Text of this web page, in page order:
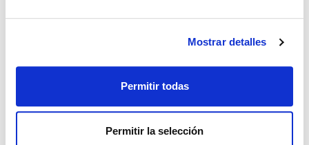
Mostrar detalles
Permitir todas
Permitir la selección